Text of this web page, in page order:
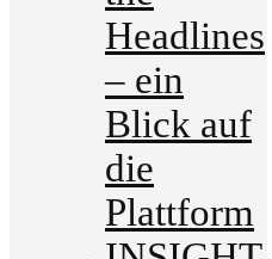
Headlines
– ein
Blick auf
die
Plattform